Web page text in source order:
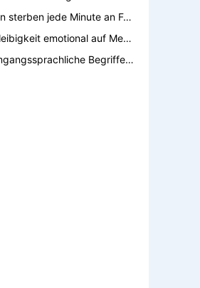
Wie viele Menschen sterben jede Minute an Fettleibigkeit?
Wie wirkt sich Fettleibigkeit emotional auf Menschen aus?
Was sind einige umgangssprachliche Begriffe für Fett?